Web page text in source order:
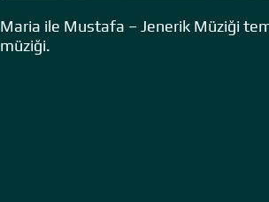
Maria ile Mustafa – Jenerik Müziği
müziği.